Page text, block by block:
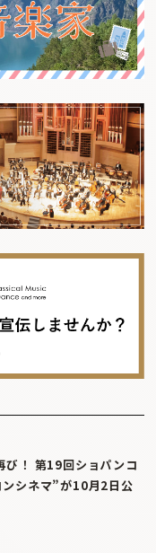
び！ 第19回ショパンコ
シネマ”が10月2日公